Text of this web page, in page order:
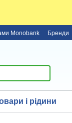
Monobank Бренди
і рідини